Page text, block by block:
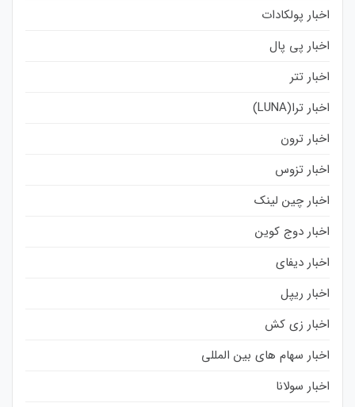
اخبار پولکادات
اخبار پی پال
اخبار تتر
اخبار ترا(LUNA)
اخبار ترون
اخبار تزوس
اخبار چین لینک
اخبار دوج کوین
اخبار دیفای
اخبار ریپل
اخبار زی کش
اخبار سهام های بین المللی
اخبار سولانا